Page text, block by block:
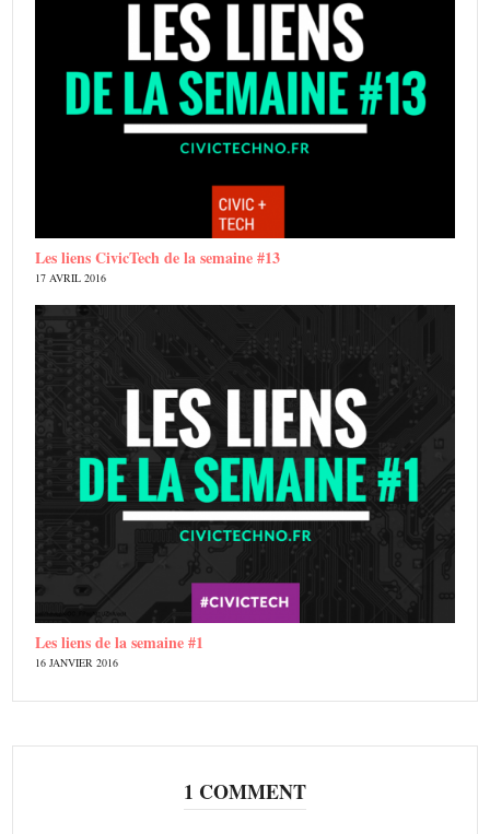
Les liens CivicTech de la semaine #13
17 AVRIL 2016
Les liens de la semaine #1
16 JANVIER 2016
1 COMMENT